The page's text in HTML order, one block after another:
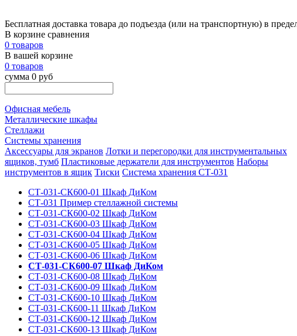
Бесплатная доставка товара до подъезда (или на транспортную) в
В корзине сравнения
0 товаров
В вашей корзине
0 товаров
сумма 0 руб
Офисная мебель
Металлические шкафы
Стеллажи
Системы хранения
Аксессуары для экранов Лотки и перегородки для инструментальных
ящиков, тумб Пластиковые держатели для инструментов Наборы
инструментов в ящик Тиски Система хранения СТ-031
СТ-031-СК600-01 Шкаф ДиКом
СТ-031 Пример стеллажной системы
СТ-031-СК600-02 Шкаф ДиКом
СТ-031-СК600-03 Шкаф ДиКом
СТ-031-СК600-04 Шкаф ДиКом
СТ-031-СК600-05 Шкаф ДиКом
СТ-031-СК600-06 Шкаф ДиКом
СТ-031-СК600-07 Шкаф ДиКом
СТ-031-СК600-08 Шкаф ДиКом
СТ-031-СК600-09 Шкаф ДиКом
СТ-031-СК600-10 Шкаф ДиКом
СТ-031-СК600-11 Шкаф ДиКом
СТ-031-СК600-12 Шкаф ДиКом
СТ-031-СК600-13 Шкаф ДиКом